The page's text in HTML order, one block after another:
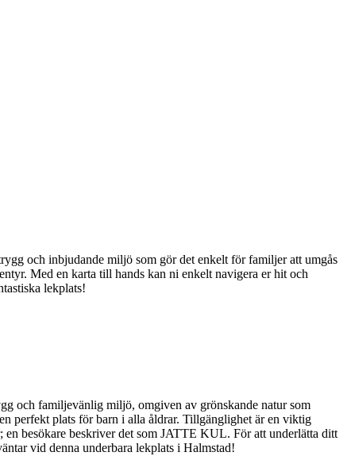
och inbjudande miljö som gör det enkelt för familjer att umgås
Med en karta till hands kan ni enkelt navigera er hit och
lekplats!
och familjevänlig miljö, omgiven av grönskande natur som
perfekt plats för barn i alla åldrar. Tillgänglighet är en viktig
besökare beskriver det som JATTE KUL. För att underlätta ditt
vid denna underbara lekplats i Halmstad!